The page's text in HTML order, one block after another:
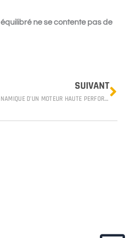
ne se contente pas de
SUIVANT
COMMENT CHOISIR LES RESSORTS DE SOUPAPE SELON LA DYNAMIQUE D’UN MOTEUR HAUTE PERFORMANCE ?
Next